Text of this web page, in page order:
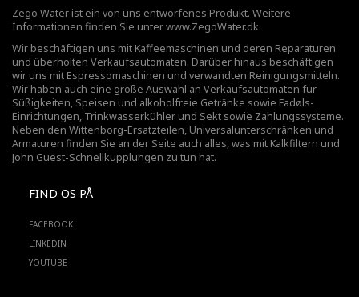
Zego Water ist ein von uns entworfenes Produkt. Weitere
Informationen finden Sie unterwww.ZegoWater.dk
Wir beschäftigen uns mit Kaffeemaschinen und deren Reparaturen
und überholten Verkaufsautomaten. Darüber hinaus beschäftigen
wir uns mit Espressomaschinen und verwandten Reinigungsmitteln.
Wir haben auch eine große Auswahl an Verkaufsautomaten für
Süßigkeiten, Speisen und alkoholfreie Getränke sowie Fadøls-
Einrichtungen, Trinkwasserkühler und Sekt sowie Zahlungssysteme.
Neben den Wittenborg-Ersatzteilen, Universalunterschränken und
Armaturen finden Sie an der Seite auch alles, was mit Kalkfiltern und
John Guest-Schnellkupplungen zu tun hat.
FIND OS PÅ
FACEBOOK
LINKEDIN
YOUTUBE